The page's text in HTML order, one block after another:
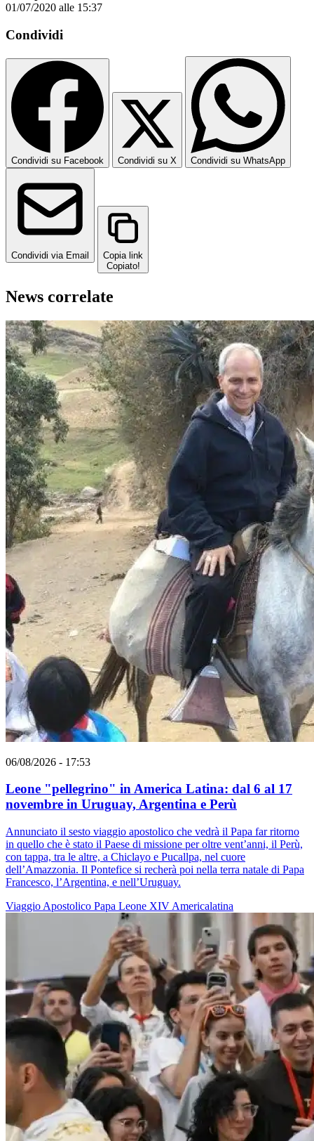
01/07/2020 alle 15:37
Condividi
Condividi su Facebook Condividi su X Condividi su WhatsApp
Condividi via Email
Copia link
Copiato!
News correlate
06/08/2026 - 17:53
Leone "pellegrino" in America Latina: dal 6 al 17
novembre in Uruguay, Argentina e Perù
Annunciato il sesto viaggio apostolico che vedrà il Papa far ritorno
in quello che è stato il Paese di missione per oltre vent’anni, il Perù,
con tappa, tra le altre, a Chiclayo e Pucallpa, nel cuore
dell’Amazzonia. Il Pontefice si recherà poi nella terra natale di Papa
Francesco, l’Argentina, e nell’Uruguay.
Viaggio Apostolico Papa Leone XIV Americalatina